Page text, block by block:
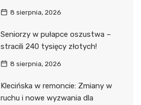
8 sierpnia, 2026
Seniorzy w pułapce oszustwa –
stracili 240 tysięcy złotych!
8 sierpnia, 2026
Klecińska w remoncie: Zmiany w
ruchu i nowe wyzwania dla